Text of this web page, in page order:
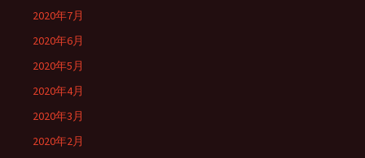
2020年7月
2020年6月
2020年5月
2020年4月
2020年3月
2020年2月